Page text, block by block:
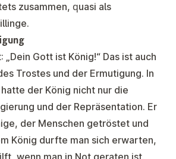
zusammen, quasi als
„Dein Gott ist König!“ Das ist auch
Trostes und der Ermutigung. In
der König nicht nur die
und der Repräsentation. Er
der Menschen getröstet und
König durfte man sich erwarten,
wenn man in Not geraten ist.